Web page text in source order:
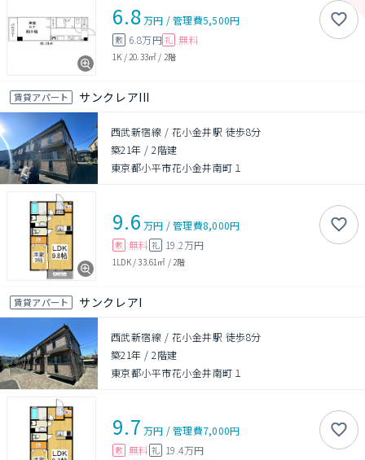
6.8万円 /管理費5,500円
敷 6.8万円 礼 無料
1K / 20.33㎡ / 2階
賃貸アパート サンクレアIII
西武新宿線 / 花小金井駅 徒歩8分
築21年 /2階建
東京都小平市花小金井南町１
9.6 万円 /管理費8,000円
敷 無料 礼 19.2万円
1LDK/33.61㎡ / 2階
賃貸アパート サンクレアI
西武新宿線 / 花小金井駅 徒歩8分
築21年 /2階建
東京都小平市花小金井南町１
9.7 万円 /管理費7,000円
敷 無料 礼 19.4万円